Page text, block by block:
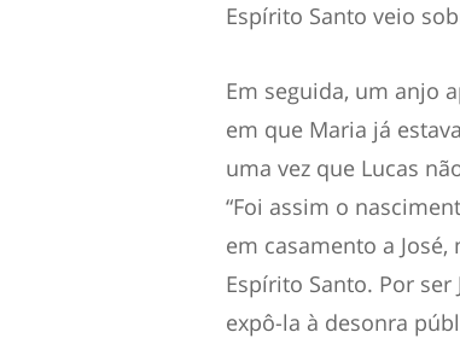
Espírito Santo veio
Em seguida, um anjo
em que Maria já
uma vez que Lucas
“Foi assim o
em casamento a
Espírito Santo. Por
expô-la à desonra